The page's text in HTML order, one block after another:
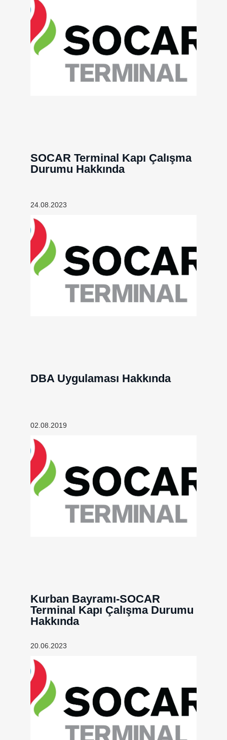
SOCAR Terminal Kapı Çalışma
Durumu Hakkında
24.08.2023
DBA Uygulaması Hakkında
02.08.2019
Kurban Bayramı-SOCAR
Terminal Kapı Çalışma Durumu
Hakkında
20.06.2023